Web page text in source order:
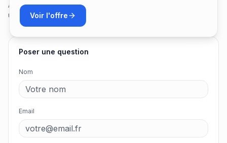
Aucune question pour le moment. Soyez le premier à poser
une question !
Poser une question
Nom
Email
Voir l'offre